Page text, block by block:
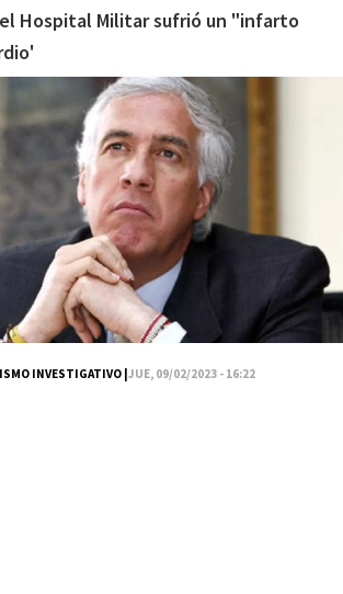
Hospital Militar sufrió un "infarto
INVESTIGATIVO |JUE, 09/02/2023 - 16:22